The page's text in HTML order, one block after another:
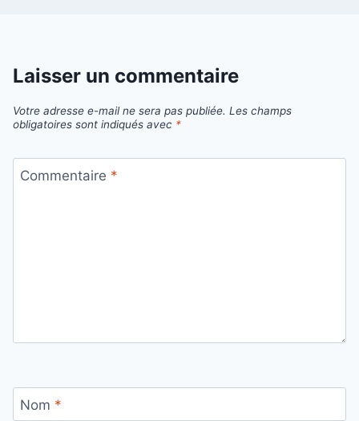
Laisser un commentaire
Votre adresse e-mail ne sera pas publiée. Les champs
obligatoires sont indiqués avec *
Commentaire *
Nom *